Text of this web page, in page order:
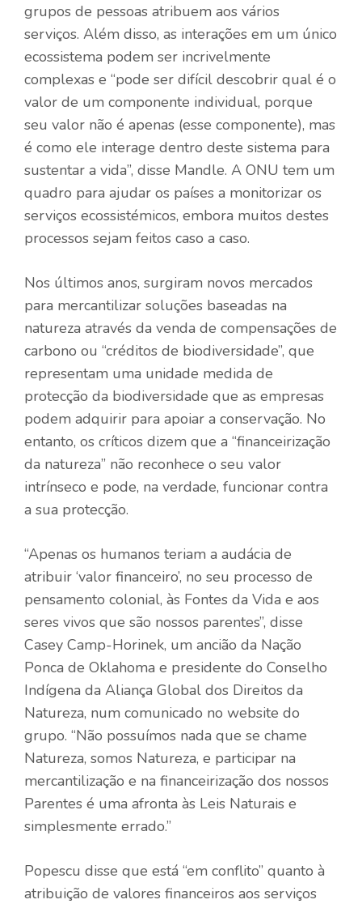
grupos de pessoas atribuem aos vários
serviços. Além disso, as interações em um único
ecossistema podem ser incrivelmente
complexas e “pode ser difícil descobrir qual é o
valor de um componente individual, porque
seu valor não é apenas (esse componente), mas
é como ele interage dentro deste sistema para
sustentar a vida”, disse Mandle. A ONU tem um
quadro para ajudar os países a monitorizar os
serviços ecossistémicos, embora muitos destes
processos sejam feitos caso a caso.
Nos últimos anos, surgiram novos mercados
para mercantilizar soluções baseadas na
natureza através da venda de compensações de
carbono ou “créditos de biodiversidade”, que
representam uma unidade medida de
protecção da biodiversidade que as empresas
podem adquirir para apoiar a conservação. No
entanto, os críticos dizem que a “financeirização
da natureza” não reconhece o seu valor
intrínseco e pode, na verdade, funcionar contra
a sua protecção.
“Apenas os humanos teriam a audácia de
atribuir ‘valor financeiro’, no seu processo de
pensamento colonial, às Fontes da Vida e aos
seres vivos que são nossos parentes”, disse
Casey Camp-Horinek, um ancião da Nação
Ponca de Oklahoma e presidente do Conselho
Indígena da Aliança Global dos Direitos da
Natureza, num comunicado no website do
grupo. “Não possuímos nada que se chame
Natureza, somos Natureza, e participar na
mercantilização e na financeirização dos nossos
Parentes é uma afronta às Leis Naturais e
simplesmente errado.”
Popescu disse que está “em conflito” quanto à
atribuição de valores financeiros aos serviços